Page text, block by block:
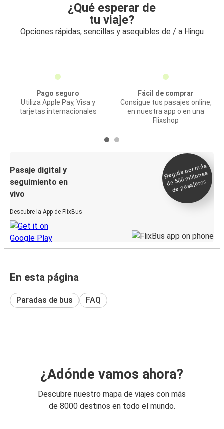
¿Qué esperar de
tu viaje?
Opciones rápidas, sencillas y asequibles de / a Hingu
Pago seguro
Utiliza Apple Pay, Visa y
tarjetas internacionales
Fácil de comprar
Consigue tus pasajes online,
en nuestra app o en una
Flixshop
Pasaje digital y
seguimiento en
vivo
Descubre la App de FlixBus
Elegida por
más
de 500
millones
de pasajeros
En esta página
Paradas de bus FAQ
¿Adónde vamos ahora?
Descubre nuestro mapa de viajes con más
de 8000 destinos en todo el mundo.